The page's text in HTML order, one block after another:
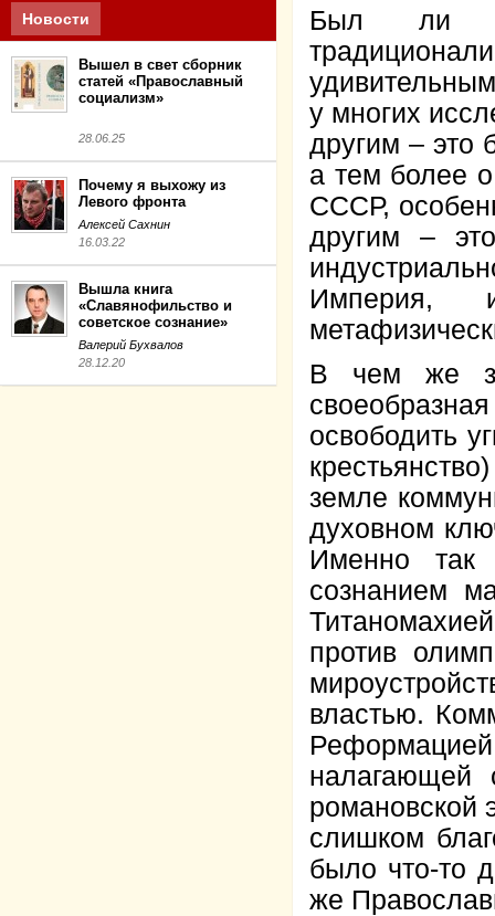
Новости
Вышел в свет сборник
статей «Православный
социализм»
28.06.25
Почему я выхожу из
Левого фронта
Алексей Сахнин
16.03.22
Вышла книга
«Славянофильство и
советское сознание»
Валерий Бухвалов
28.12.20
Был ли
у многих
другим – это
а тем более
СССР,
другим –
Империя,
В чем же
освободить
земле
духовном
Именно так
сознанием
против
властью.
налагающей
романовской
слишком
было что-то
же